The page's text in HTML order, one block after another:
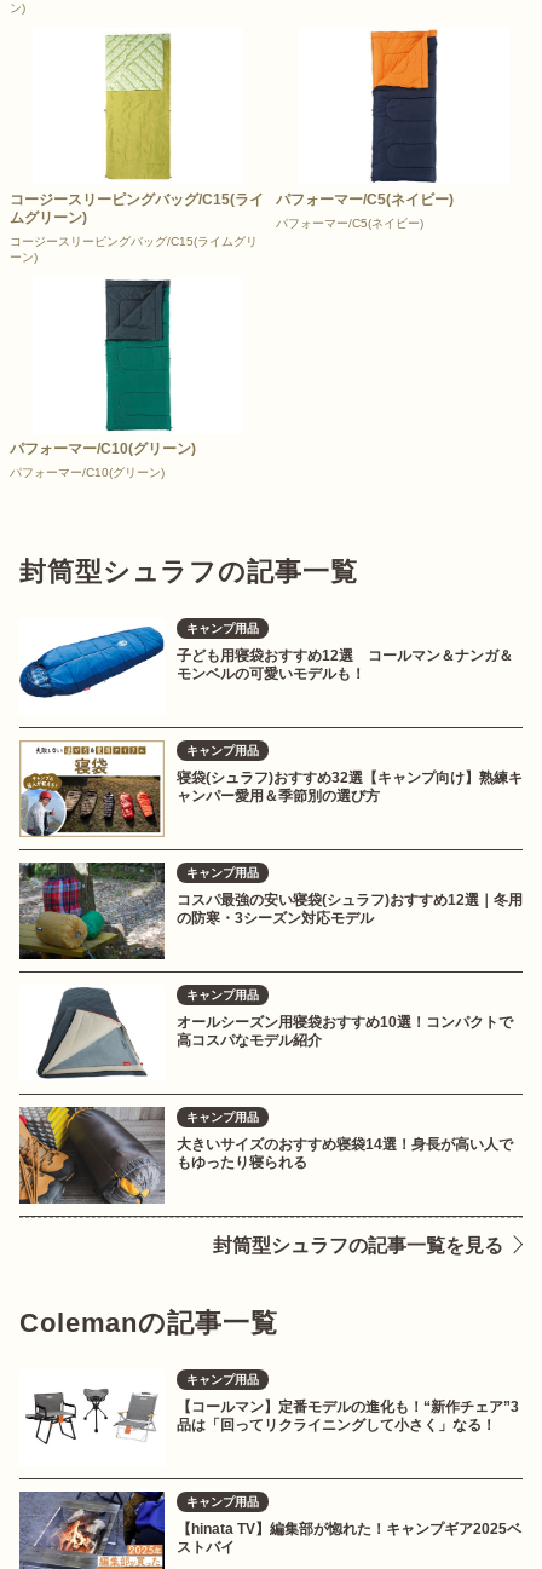
ン)
コージースリーピングバッグ/C15(ライ
ムグリーン)
コージースリーピングバッグ/C15(ライムグリ
ーン)
パフォーマー/C5(ネイビー)
パフォーマー/C5(ネイビー)
パフォーマー/C10(グリーン)
パフォーマー/C10(グリーン)
封筒型シュラフの記事一覧
キャンプ用品
子ども用寝袋おすすめ12選 コールマン＆ナンガ＆
モンベルの可愛いモデルも！
キャンプ用品
寝袋(シュラフ)おすすめ32選【キャンプ向け】熟練キ
ャンパー愛用＆季節別の選び方
キャンプ用品
コスパ最強の安い寝袋(シュラフ)おすすめ12選｜冬用
の防寒・3シーズン対応モデル
キャンプ用品
オールシーズン用寝袋おすすめ10選！コンパクトで
高コスパなモデル紹介
キャンプ用品
大きいサイズのおすすめ寝袋14選！身長が高い人で
もゆったり寝られる
封筒型シュラフの記事一覧を見る
Colemanの記事一覧
キャンプ用品
【コールマン】定番モデルの進化も！“新作チェア”3
品は「回ってリクライニングして小さく」なる！
キャンプ用品
【hinata TV】編集部が惚れた！キャンプギア2025ベ
ストバイ